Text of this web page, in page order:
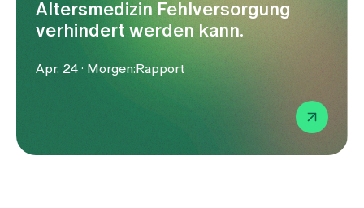
Altersmedizin Fehlversorgung
verhindert werden kann.
Apr. 24 · Morgen:Rapport